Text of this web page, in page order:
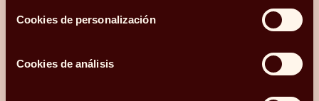
Cookies de personalización
Cookies de análisis
Acepto recibir comunicaciones relacionadas con mi consulta.